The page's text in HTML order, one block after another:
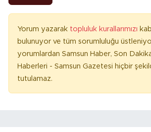
Yorum yazarak topluluk kurallarımızı
bulunuyor ve tüm sorumluluğu
yorumlardan Samsun Haber, Son
Haberleri - Samsun Gazetesi hiçbir
tutulamaz.